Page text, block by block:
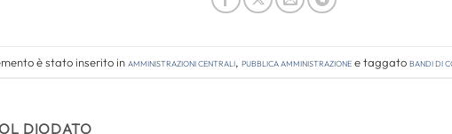
è stato inserito in Amministrazioni Centrali, Pubblica amministrazionee taggatobandi di
DIODATO